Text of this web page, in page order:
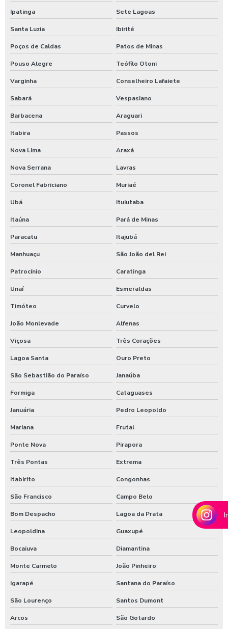
Maquina para higienização automotiva a vapor
Maquina para higienização de carros
Maquina de higienização de veiculos
Máquina de jogar produtos automotivos
Máquina de jogar produtos químicos
Máquina de jogar sabão
Maquina de jogar sabao para carros
Maquina de lavar caminhão de água quente
Máquina de lavar caminhão três produtos
Máquina para lavar carros portátil
Maquina para lavar onibus
Máquina de lavar ônibus
Máquina de lavar ônibus preço
Maquinas para higienização automotiva
Maquinas para higienização interna de veiculos
Melhores produtos para higienização de carros
Moedeiro para calibrador
Moedeiro para calibrador de pneus
Polímero catiônico tratamento de água
Posto com aspirador self service
Posto com aspirador self service sp
Posto de lavagem de caminhões
Preço de controlador de banho
Produto para higienização interna de veiculos
Produtos para lavagem de caminhões
Produtos para limpeza interna automotiva
Produtos quimico para lavagem de caminhão
Ipatinga Sete Lagoas
Santa Luzia Ibirité
Poços de Caldas Patos de Minas
Pouso Alegre Teófilo Otoni
Varginha Conselheiro Lafaiete
Sabará Vespasiano
Barbacena Araguari
Itabira Passos
Nova Lima Araxá
Nova Serrana Lavras
Coronel Fabriciano Muriaé
Ubá Ituiutaba
Itaúna Pará de Minas
Paracatu Itajubá
Manhuaçu São João del Rei
Patrocínio Caratinga
Unaí Esmeraldas
Timóteo Curvelo
João Monlevade Alfenas
Viçosa Três Corações
Lagoa Santa Ouro Preto
São Sebastião do Paraíso Janaúba
Formiga Cataguases
Januária Pedro Leopoldo
Mariana Frutal
Ponte Nova Pirapora
Três Pontas Extrema
Itabirito Congonhas
São Francisco Campo Belo
Bom Despacho Lagoa da Prata
Leopoldina Guaxupé
Bocaiuva Diamantina
Monte Carmelo João Pinheiro
Igarapé Santana do Paraíso
São Lourenço Santos Dumont
Arcos São Gotardo